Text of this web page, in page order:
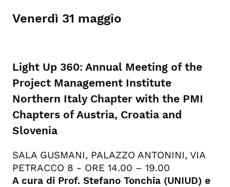
Venerdì 31 maggio
Light Up 360: Annual Meeting of the
Project Management Institute
Northern Italy Chapter with the PMI
Chapters of Austria, Croatia and
Slovenia
SALA GUSMANI, PALAZZO ANTONINI, VIA
PETRACCO 8 - ORE 14.00 – 19.00
A cura di Prof. Stefano Tonchia (UNIUD) e